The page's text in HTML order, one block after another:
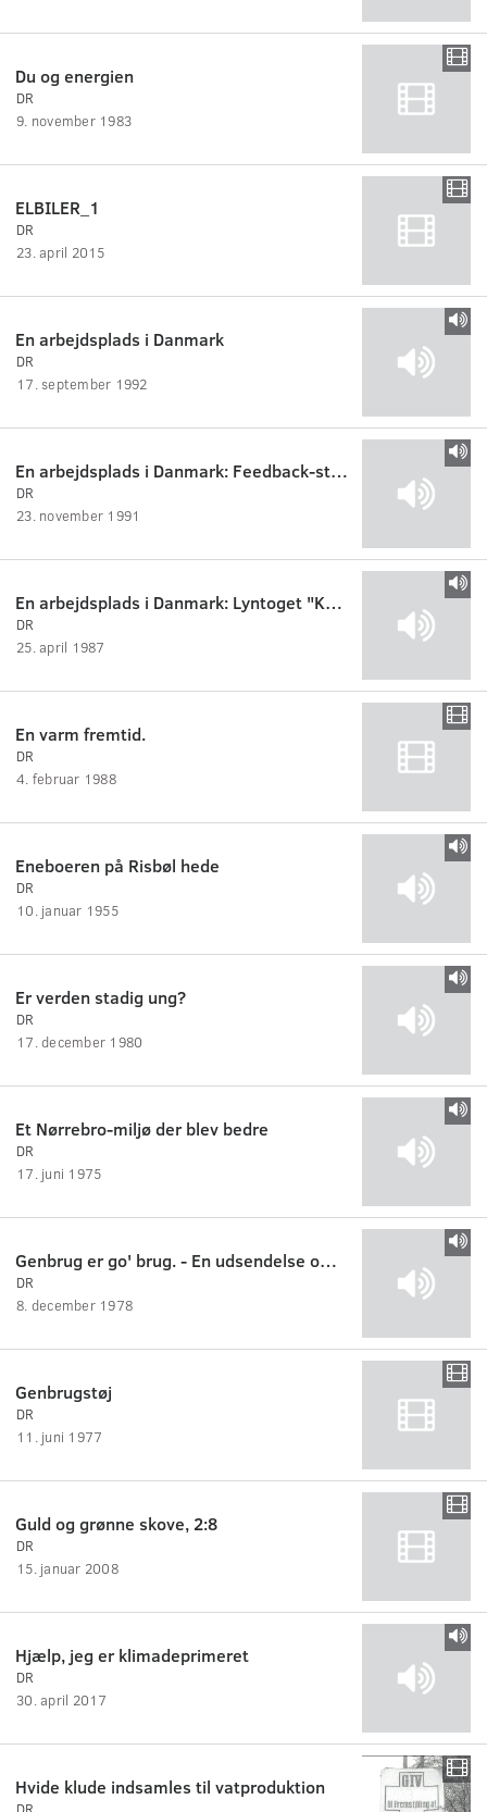
Du og energien
DR
9. november 1983
ELBILER_1
DR
23. april 2015
En arbejdsplads i Danmark
DR
17. september 1992
En arbejdsplads i Danmark: Feedback-studierne
DR
23. november 1991
En arbejdsplads i Danmark: Lyntoget "Kongeåen"
DR
25. april 1987
En varm fremtid.
DR
4. februar 1988
Eneboeren på Risbøl hede
DR
10. januar 1955
Er verden stadig ung?
DR
17. december 1980
Et Nørrebro-miljø der blev bedre
DR
17. juni 1975
Genbrug er go' brug. - En udsendelse om genbrugsmuligheder i Danmark
DR
8. december 1978
Genbrugstøj
DR
11. juni 1977
Guld og grønne skove, 2:8
DR
15. januar 2008
Hjælp, jeg er klimadeprimeret
DR
30. april 2017
Hvide klude indsamles til vatproduktion